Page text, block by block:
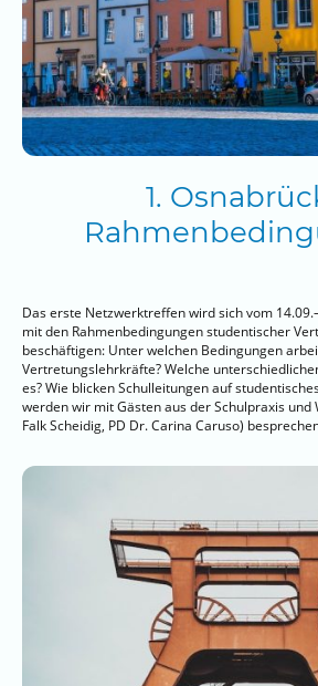
1.
Das erste Netzwerktreffen wird sich vom
mit den Rahmenbedingungen studentischer
beschäftigen: Unter welchen Bedingungen
Vertretungslehrkräfte? Welche
es? Wie blicken Schulleitungen auf
werden wir mit Gästen aus der Schulpraxis und
Falk Scheidig, PD Dr. Carina Caruso)